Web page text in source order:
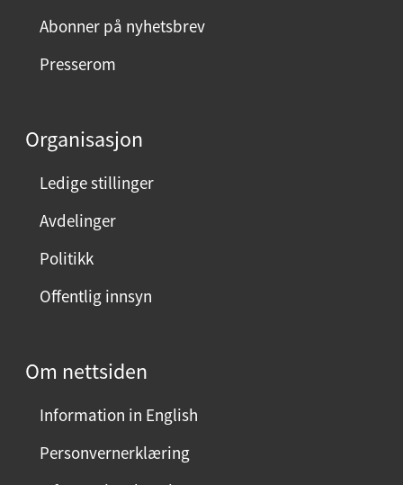
m
n
V
Abonner på nyhetsbrev
Presserom
Organisasjon
Ledige stillinger
Avdelinger
Politikk
Offentlig innsyn
Om nettsiden
Information in English
Personvernerklæring